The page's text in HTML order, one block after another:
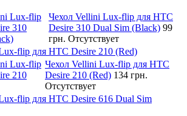
Чехол Vellini Lux-flip для HTC
Desire 310 Dual Sim (Black) 99
грн. Отсутствует
flip для HTC Desire 210 (Red)
Чехол Vellini Lux-flip для HTC
Desire 210 (Red) 134 грн.
Отсутствует
flip для HTC Desire 616 Dual Sim